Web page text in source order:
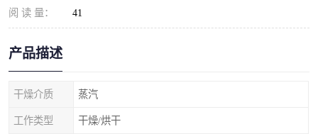
阅 读 量： 41
产品描述
干燥介质 蒸汽
工作类型 干燥/烘干